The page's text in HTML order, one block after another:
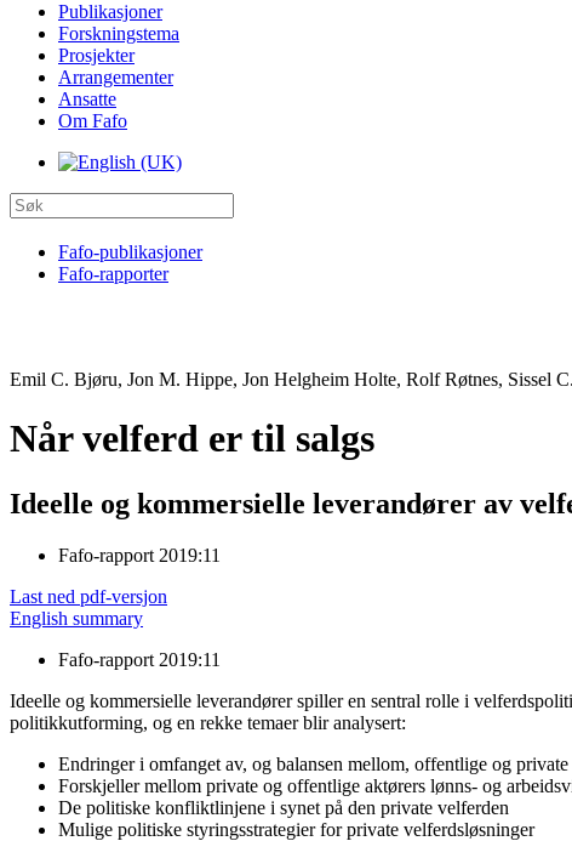
Publikasjoner
Forskningstema
Prosjekter
Arrangementer
Ansatte
Om Fafo
Fafo-publikasjoner
Fafo-rapporter
Emil C. Bjøru, Jon M. Hippe, Jon Helgheim Holte, Rolf Røtnes, Sissel
Når velferd er til salgs
Ideelle og kommersielle leverandører av
Fafo-rapport 2019:11
Last ned pdf-versjon
English summary
Fafo-rapport 2019:11
Ideelle og kommersielle leverandører spiller en sentral rolle i
politikkutforming, og en rekke temaer blir analysert:
Endringer i omfanget av, og balansen mellom, offentlige og
Forskjeller mellom private og offentlige aktørers lønns- og
De politiske konfliktlinjene i synet på den private velferden
Mulige politiske styringsstrategier for private velferdsløsninger